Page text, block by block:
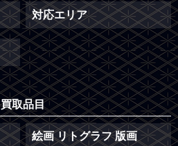
対応エリア
買取品目
絵画 リトグラフ 版画